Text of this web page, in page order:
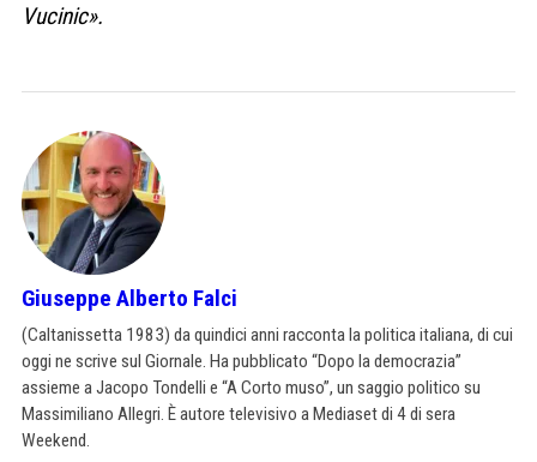
Vucinic».
Giuseppe Alberto Falci
(Caltanissetta 1983) da quindici anni racconta la politica italiana, di cui
oggi ne scrive sul Giornale. Ha pubblicato “Dopo la democrazia”
assieme a Jacopo Tondelli e “A Corto muso”, un saggio politico su
Massimiliano Allegri. È autore televisivo a Mediaset di 4 di sera
Weekend.